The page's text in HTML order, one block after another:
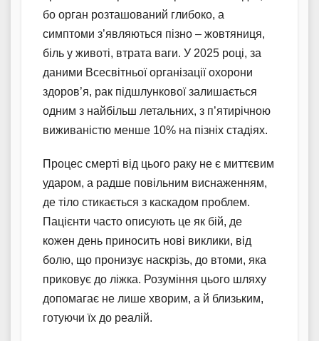
бо орган розташований глибоко, а
симптоми з’являються пізно – жовтяниця,
біль у животі, втрата ваги. У 2025 році, за
даними Всесвітньої організації охорони
здоров’я, рак підшлункової залишається
одним з найбільш летальних, з п’ятирічною
виживаністю менше 10% на пізніх стадіях.
Процес смерті від цього раку не є миттєвим
ударом, а радше повільним виснаженням,
де тіло стикається з каскадом проблем.
Пацієнти часто описують це як бій, де
кожен день приносить нові виклики, від
болю, що пронизує наскрізь, до втоми, яка
приковує до ліжка. Розуміння цього шляху
допомагає не лише хворим, а й близьким,
готуючи їх до реалій.